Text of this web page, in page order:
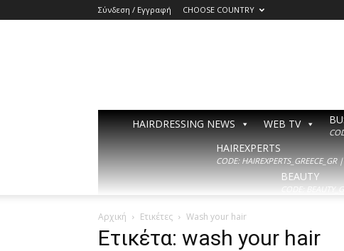
Σύνδεση / Εγγραφή CHOOSE COUNTRY
HAIRDRESSING NEWS WEB TV
HAIREXPERTS
CODE:
BEAUTY
CODE:
Αρχική Ετικέτες Wash your hair
Ετικέτα: wash your hair